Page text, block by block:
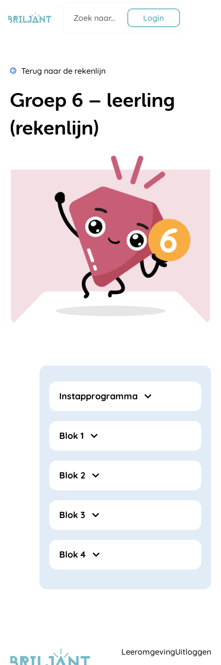
naar
de
Login
Terug naar de rekenlijn
Groep 6 – leerling
(rekenlijn)
Instapprogramma
Blok 1
Blok 2
Blok 3
Blok 4
LeeromgevingUitloggen